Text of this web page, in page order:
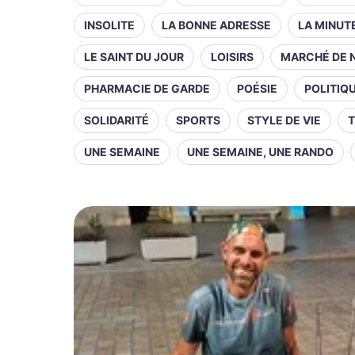
INSOLITE LA BONNE ADRESSE LA
LE SAINT DU JOUR LOISIRS MARCHÉ DE
PHARMACIE DE GARDE POÉSIE
SOLIDARITÉ SPORTS STYLE DE VIE
UNE SEMAINE UNE SEMAINE, UNE RANDO